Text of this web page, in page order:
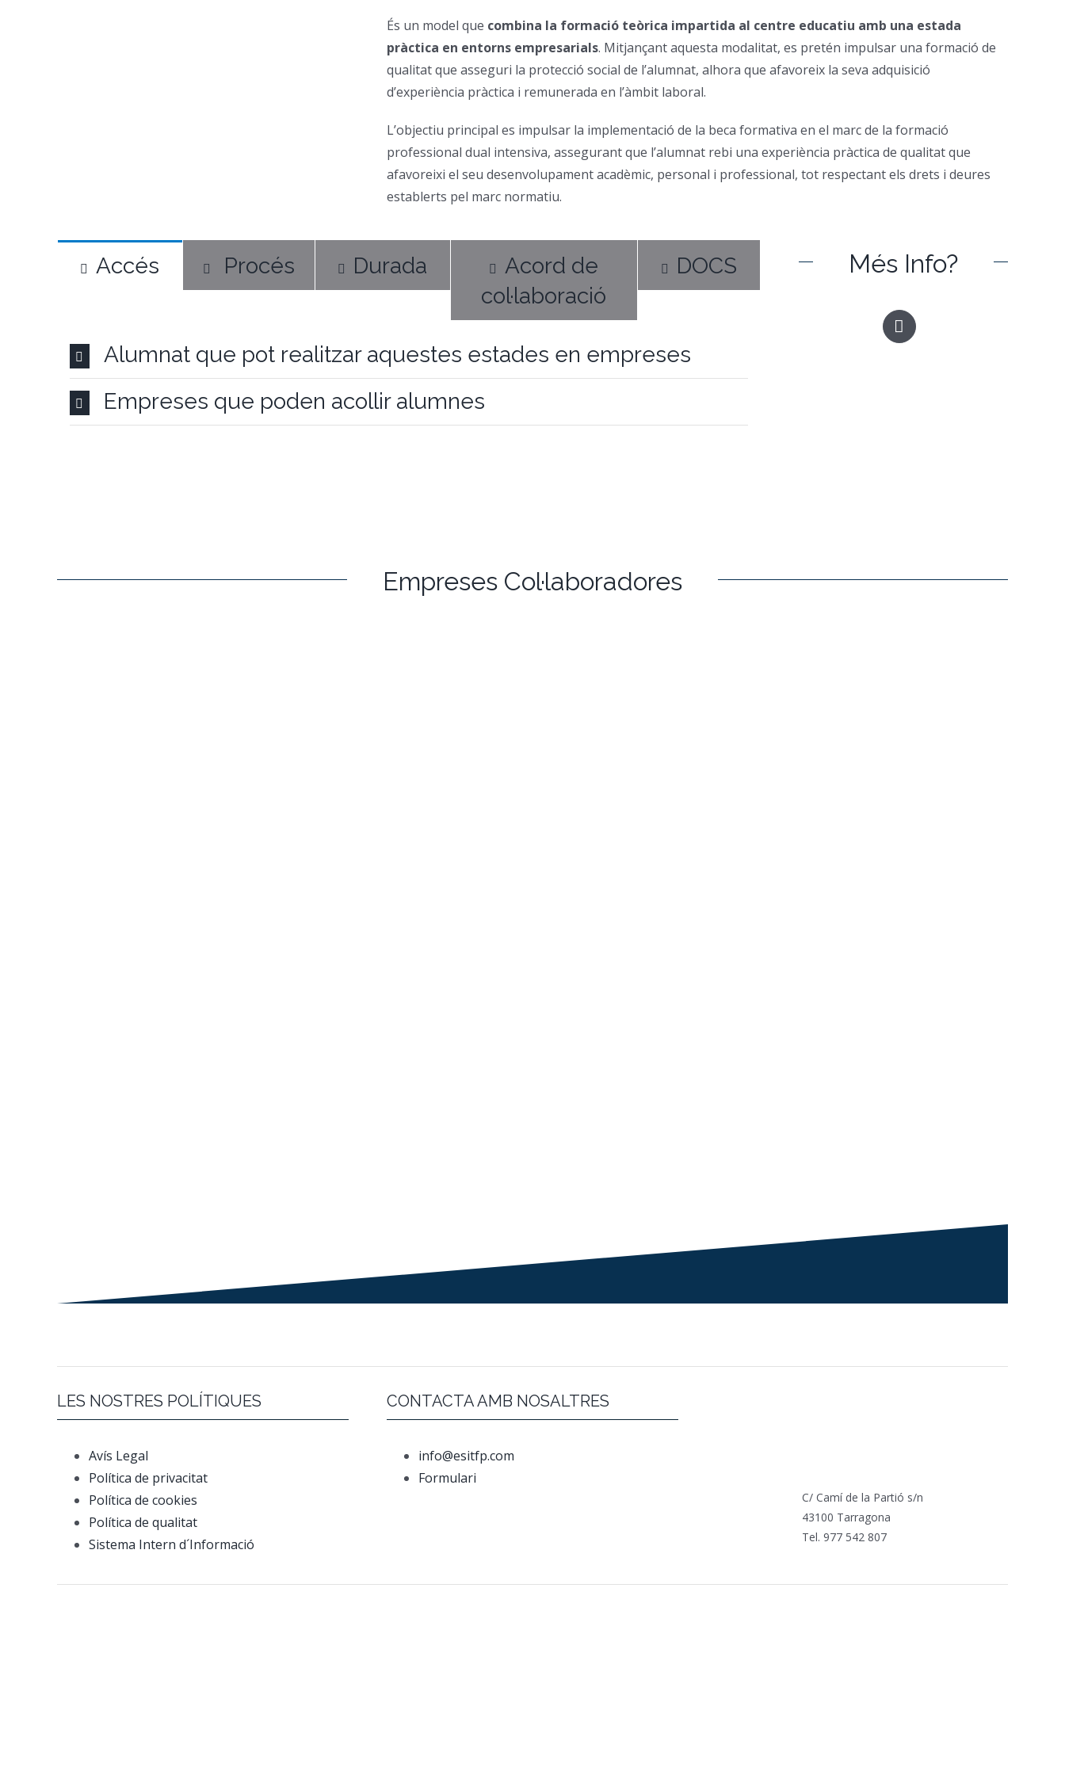
És un model que combina la formació teòrica impartida al centre educatiu amb una estada
pràctica en entorns empresarials. Mitjançant aquesta modalitat, es pretén impulsar una formació de
qualitat que asseguri la protecció social de l’alumnat, alhora que afavoreix la seva adquisició
d’experiència pràctica i remunerada en l’àmbit laboral.
L’objectiu principal es impulsar la implementació de la beca formativa en el marc de la formació
professional dual intensiva, assegurant que l’alumnat rebi una experiència pràctica de qualitat que
afavoreixi el seu desenvolupament acadèmic, personal i professional, tot respectant els drets i deures
establerts pel marc normatiu.
Accés Procés Durada
Acord de
col·laboració
DOCS
Alumnat que pot realitzar aquestes estades en empreses
Empreses que poden acollir alumnes
Més Info?
Empreses Col·laboradores
LES NOSTRES POLÍTIQUES
Avís Legal
Política de privacitat
Política de cookies
Política de qualitat
Sistema Intern d´Informació
CONTACTA AMB NOSALTRES
info@esitfp.com
Formulari
C/ Camí de la Partió s/n
43100 Tarragona
Tel. 977 542 807